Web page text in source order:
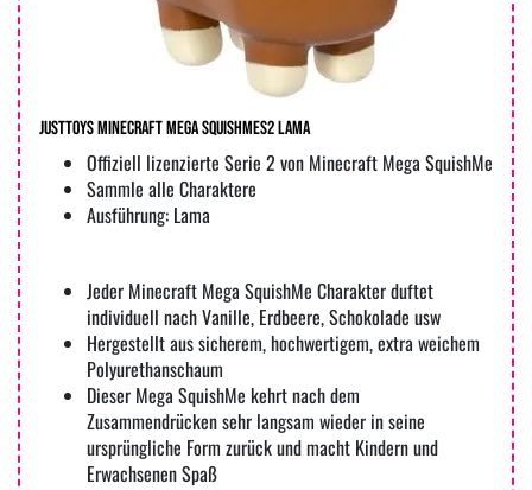
JUSTTOYS Minecraft Mega SquishmeS2 Lama
Offiziell lizenzierte Serie 2 von Minecraft Mega SquishMe
Sammle alle Charaktere
Ausführung: Lama
Jeder Minecraft Mega SquishMe Charakter duftet
individuell nach Vanille, Erdbeere, Schokolade usw
Hergestellt aus sicherem, hochwertigem, extra weichem
Polyurethanschaum
Dieser Mega SquishMe kehrt nach dem
Zusammendrücken sehr langsam wieder in seine
ursprüngliche Form zurück und macht Kindern und
Erwachsenen Spaß